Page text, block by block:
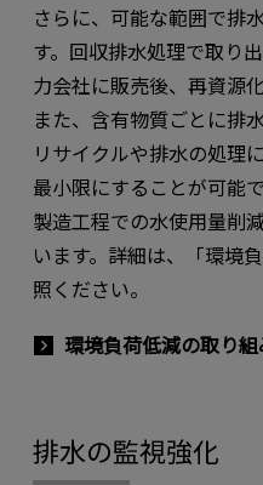
さらに、可能な範囲で排
す。回収排水処理で取り
力会社に販売後、再資源
また、含有物質ごとに排
リサイクルや排水の処理
最小限にすることが可能で
製造工程での水使用量削
います。詳細は、「環境
照ください。
環境負荷低減の取り組
排水の監視強化